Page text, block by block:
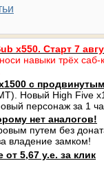
x550. Старт 7
навыки трёх саб-
с
Новый High Five
персонаж за 1
нет аналогов!
путем без
владение замком!
5,67 у.е. за клик